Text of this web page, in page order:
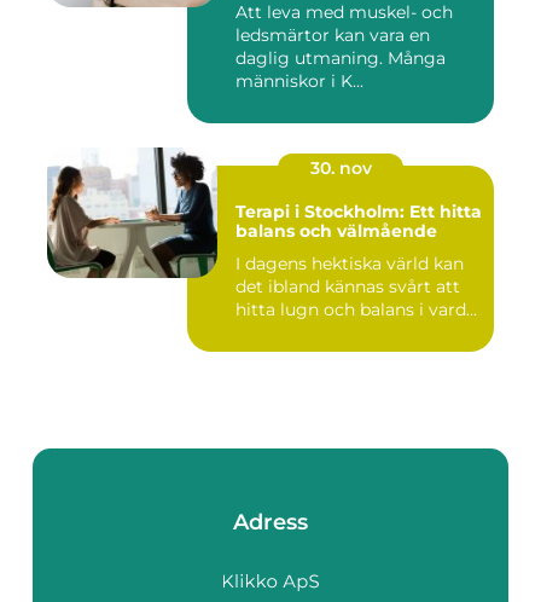
Att leva med muskel- och
ledsmärtor kan vara en
daglig utmaning. Många
människor i K...
30. nov
Terapi i Stockholm: Ett hitta
balans och välmående
I dagens hektiska värld kan
det ibland kännas svårt att
hitta lugn och balans i vard...
Adress